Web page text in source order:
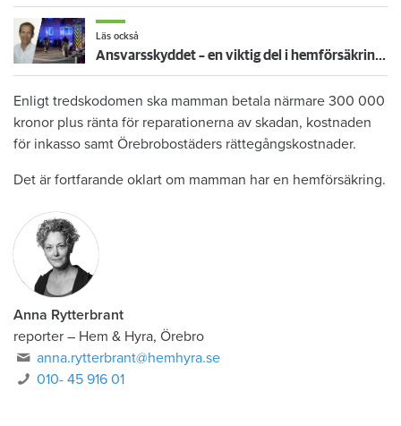
Läs också
Ansvarsskyddet – en viktig del i hemförsäkringen
Enligt tredskodomen ska mamman betala närmare 300 000
kronor plus ränta för reparationerna av skadan, kostnaden
för inkasso samt Örebrobostäders rättegångskostnader.
Det är fortfarande oklart om mamman har en hemförsäkring.
Anna Rytterbrant
reporter – Hem & Hyra, Örebro
anna.rytterbrant@hemhyra.se
010- 45 916 01